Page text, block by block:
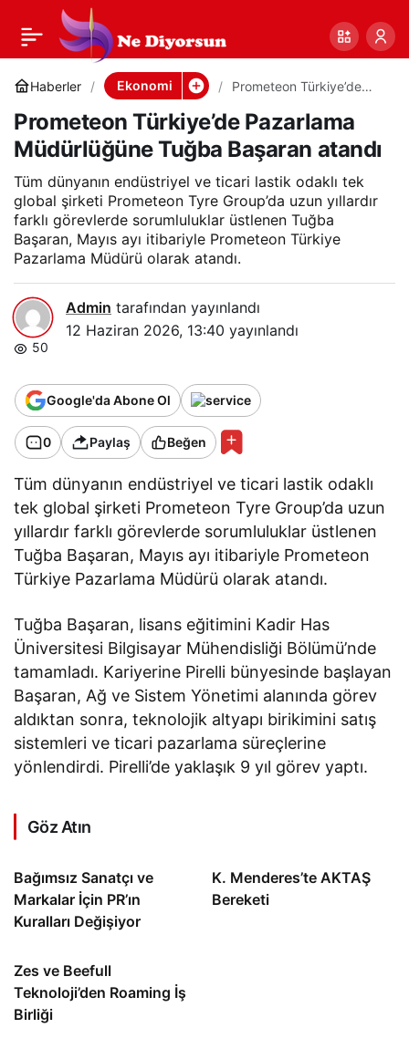
Haberler Ekonomi
Prometeon Türkiye’de
Tuğba Başaran atandı
Prometeon Türkiye’de Pazarlama
Müdürlüğüne Tuğba Başaran atandı
Tüm dünyanın endüstriyel ve ticari lastik odaklı tek
global şirketi Prometeon Tyre Group’da uzun yıllardır
farklı görevlerde sorumluluklar üstlenen Tuğba
Başaran, Mayıs ayı itibariyle Prometeon Türkiye
Pazarlama Müdürü olarak atandı.
Admin tarafından yayınlandı
12 Haziran 2026, 13:40 yayınlandı
50
Google'da Abone Ol
0 Paylaş Beğen
Tüm dünyanın endüstriyel ve ticari lastik odaklı
tek global şirketi Prometeon Tyre Group’da uzun
yıllardır farklı görevlerde sorumluluklar üstlenen
Tuğba Başaran, Mayıs ayı itibariyle Prometeon
Türkiye Pazarlama Müdürü olarak atandı.
Tuğba Başaran, lisans eğitimini Kadir Has
Üniversitesi Bilgisayar Mühendisliği Bölümü’nde
tamamladı. Kariyerine Pirelli bünyesinde başlayan
Başaran, Ağ ve Sistem Yönetimi alanında görev
aldıktan sonra, teknolojik altyapı birikimini satış
sistemleri ve ticari pazarlama süreçlerine
yönlendirdi. Pirelli’de yaklaşık 9 yıl görev yaptı.
Göz Atın
Bağımsız Sanatçı ve
Markalar İçin PR’ın
Kuralları Değişiyor
K. Menderes’te AKTAŞ
Bereketi
Zes ve Beefull
Teknoloji’den Roaming İş
Birliği
Prometeon Türkiye’de
Pazarlama
Müdürlüğüne Tuğba
Başaran atandı
Paylaş